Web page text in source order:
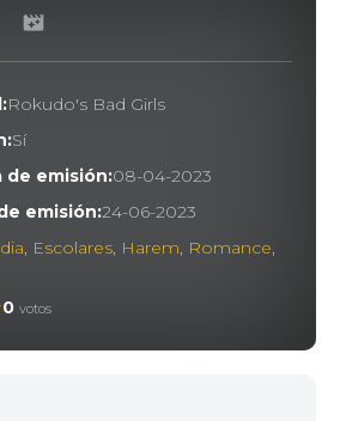
Rokudo's Bad Girls
Sí
de emisión:08-04-2023
emisión:24-06-2023
, Escolares, Harem, Romance,
0 votos